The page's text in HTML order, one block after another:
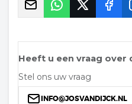
Heeft u een vraag over
Stel ons uw vraag
INFO@JOSVANDIJCK.NL